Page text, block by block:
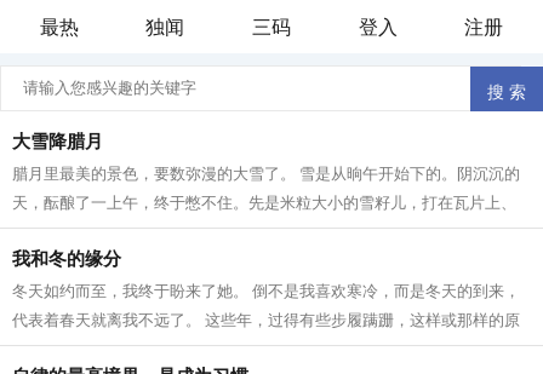
最热
独闻 三码 登入 注册
大雪降腊月
腊月里最美的景色，要数弥漫的大雪了。 雪是从晌午开始下的。阴沉沉的
天，酝酿了一上午，终于憋不住。先是米粒大小的雪籽儿，打在瓦片上、
枯枝上，沙沙作响。接着，雪籽中夹带...
我和冬的缘分
冬天如约而至，我终于盼来了她。 倒不是我喜欢寒冷，而是冬天的到来，
代表着春天就离我不远了。 这些年，过得有些步履蹒跚，这样或那样的原
因。所以我一直在期待着 人生 跟季节...